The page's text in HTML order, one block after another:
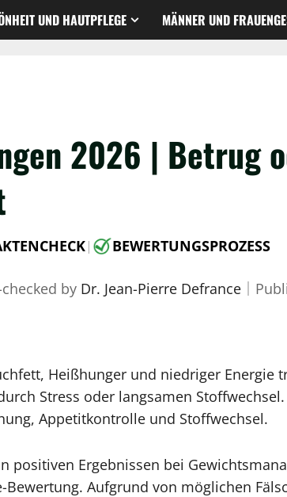
UND HAUTPFLEGE MÄNNER UND
2026 | Betrug
| BEWERTUNGSPROZESS
checked by Dr. Jean-Pierre Defrance｜
Heißhunger und niedriger Energie
Stress oder langsamen
Appetitkontrolle und Stoffwechsel.
positiven Ergebnissen bei
Bewertung. Aufgrund von möglichen